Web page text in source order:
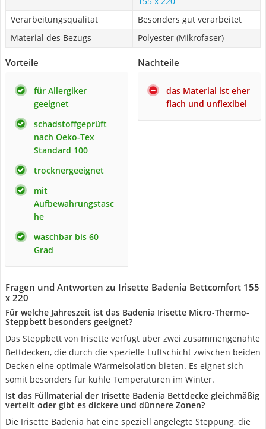
Verarbeitungsqualität
Besonders gut verarbeitet
Material des Bezugs
Polyester (Mikrofaser)
Vorteile
für Allergiker
geeignet
schadstoffgeprüft
nach Oeko-Tex
Standard 100
trocknergeeignet
mit
Aufbewahrungstasc
he
waschbar bis 60
Grad
Nachteile
das Material ist eher
flach und unflexibel
Fragen und Antworten zu Irisette Badenia Bettcomfort 155
x 220
Für welche Jahreszeit ist das Badenia Irisette Micro-Thermo-
Steppbett besonders geeignet?
Das Steppbett von Irisette verfügt über zwei zusammengenähte
Bettdecken, die durch die spezielle Luftschicht zwischen beiden
Decken eine optimale Wärmeisolation bieten. Es eignet sich
somit besonders für kühle Temperaturen im Winter.
Ist das Füllmaterial der Irisette Badenia Bettdecke gleichmäßig
verteilt oder gibt es dickere und dünnere Zonen?
Die Irisette Badenia hat eine speziell angelegte Steppung, die